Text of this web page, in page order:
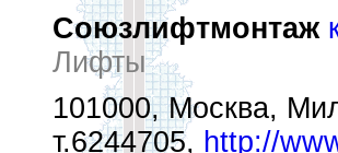
Союзлифтмонтаж
Лифты
101000, Москва,
т.6244705, http://